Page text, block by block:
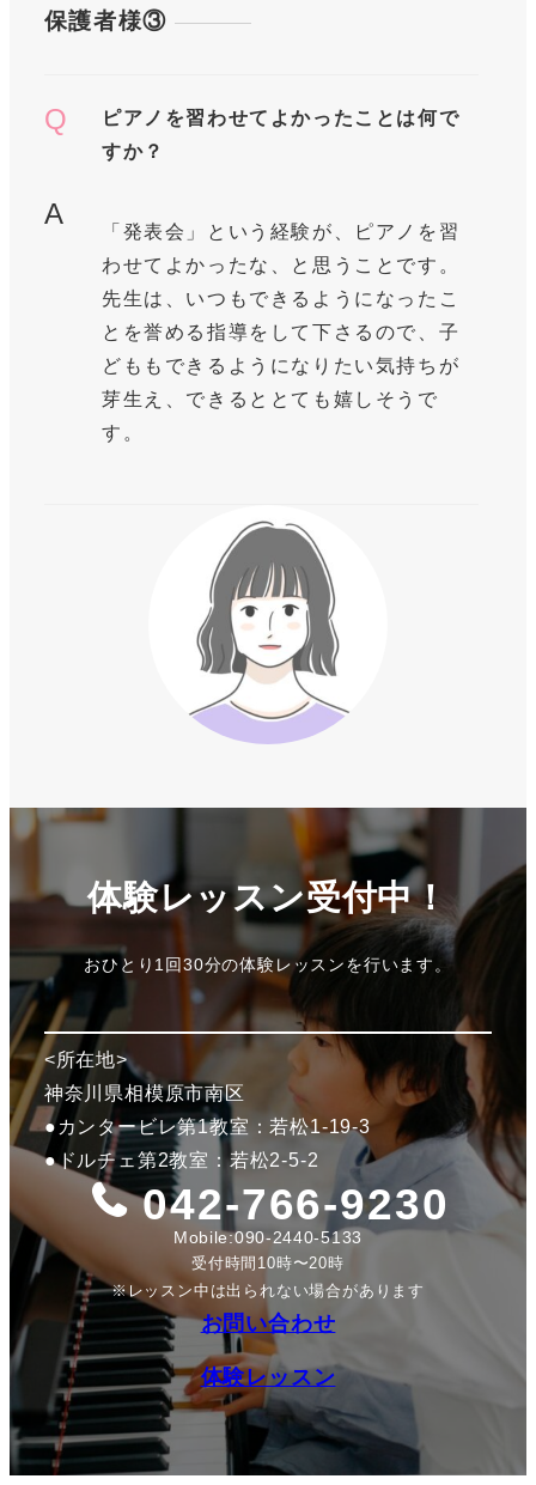
保護者様③
Q
ピアノを習わせてよかったことは何で
すか？
A
「発表会」という経験が、ピアノを習
わせてよかったな、と思うことです。
先生は、いつもできるようになったこ
とを誉める指導をして下さるので、子
どももできるようになりたい気持ちが
芽生え、できるととても嬉しそうで
す。
体験レッスン受付中！
おひとり1回30分の体験レッスンを行います。
<所在地>
神奈川県相模原市南区
●カンタービレ第1教室：若松1-19-3
●ドルチェ第2教室：若松2-5-2
042-766-9230
Mobile:090-2440-5133
受付時間10時〜20時
※レッスン中は出られない場合があります
お問い合わせ
体験レッスン